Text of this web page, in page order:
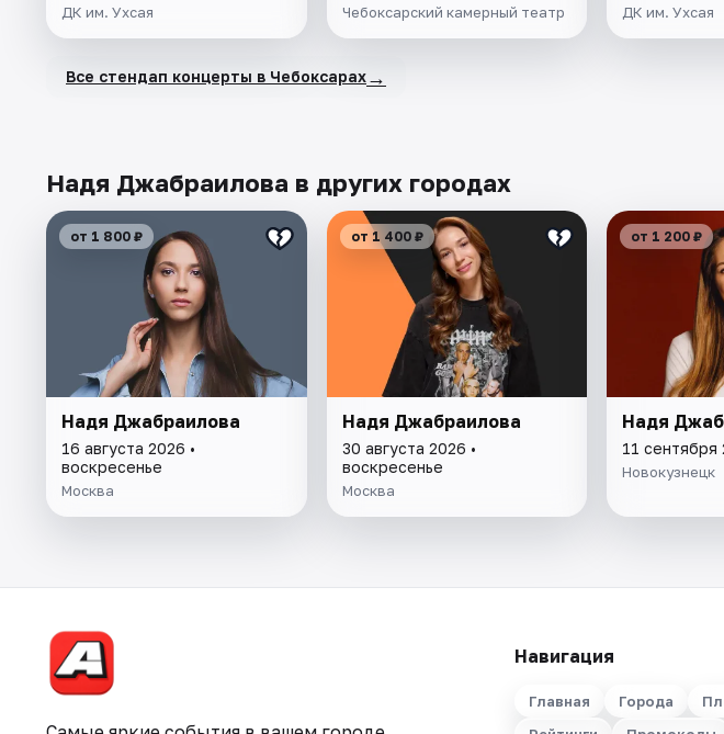
ДК им. Ухсая Чебоксарский камерный театр ДК им. Ухсая
Все стендап концерты в Чебоксарах→
Надя Джабраилова в других городах
от 1 800 ₽
Надя Джабраилова
16 августа 2026 •
воскресенье
Москва
от 1 400 ₽
Надя Джабраилова
30 августа 2026 •
воскресенье
Москва
от 1 200 ₽
Надя
11 сентября
Новокузнецк
Навигация
Главная Города